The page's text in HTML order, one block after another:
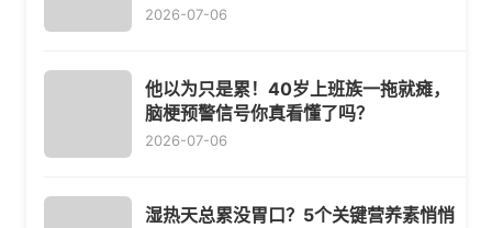
2026-07-06
他以为只是累！40岁上班族一拖就瘫，
脑梗预警信号你真看懂了吗？
2026-07-06
湿热天总累没胃口？5个关键营养素悄悄